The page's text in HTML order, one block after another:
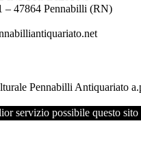
– 47864 Pennabilli (RN)
Pennabilli Antiquariato
servizio possibile questo